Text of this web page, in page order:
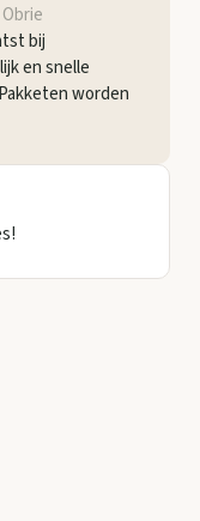
bij
en snelle
worden